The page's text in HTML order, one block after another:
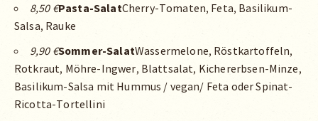
8,50 €Pasta-SalatCherry-Tomaten, Feta, Basilikum-
Salsa, Rauke
9,90 €Sommer-SalatWassermelone, Röstkartoffeln,
Rotkraut, Möhre-Ingwer, Blattsalat, Kichererbsen-Minze,
Basilikum-Salsa mit Hummus / vegan/ Feta oder Spinat-
Ricotta-Tortellini